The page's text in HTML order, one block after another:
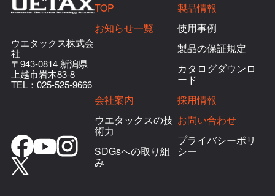
ウエタックス株式会
社
〒943-0814 新潟県
上越市岩木83-8
TEL： 025-525-9666
TOP
お知らせ一覧
製品情報
使用事例
製品の保証規定
カタログダウンロ
ード
会社案内
ウエタックスの技
術力
SDGsへの取り組
み
採用情報
お問い合わせ
プライバシーポリ
シー